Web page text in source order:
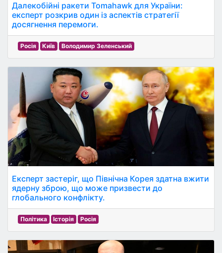
Далекобійні ракети Tomahawk для України:
експерт розкрив один із аспектів стратегії
досягнення перемоги.
Росія Київ Володимир Зеленський
Експерт застеріг, що Північна Корея здатна вжити
ядерну зброю, що може призвести до
глобального конфлікту.
Політика Історія Росія